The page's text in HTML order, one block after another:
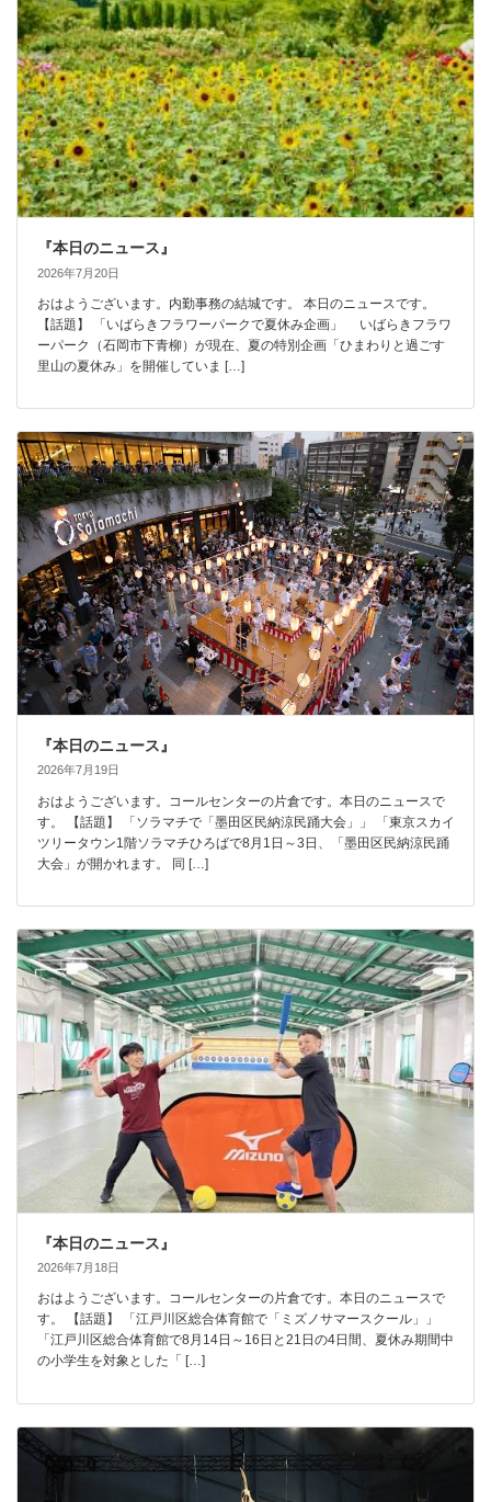
『本日のニュース』
2026年7月20日
おはようございます。内勤事務の結城です。 本日のニュースです。
【話題】 「いばらきフラワーパークで夏休み企画」 いばらきフラワ
ーパーク（石岡市下青柳）が現在、夏の特別企画「ひまわりと過ごす
里山の夏休み」を開催していま […]
『本日のニュース』
2026年7月19日
おはようございます。コールセンターの片倉です。本日のニュースで
す。 【話題】 「ソラマチで「墨田区民納涼民踊大会」」 「東京スカイ
ツリータウン1階ソラマチひろばで8月1日～3日、「墨田区民納涼民踊
大会」が開かれます。 同 […]
『本日のニュース』
2026年7月18日
おはようございます。コールセンターの片倉です。本日のニュースで
す。 【話題】 「江戸川区総合体育館で「ミズノサマースクール」」
「江戸川区総合体育館で8月14日～16日と21日の4日間、夏休み期間中
の小学生を対象とした「 […]